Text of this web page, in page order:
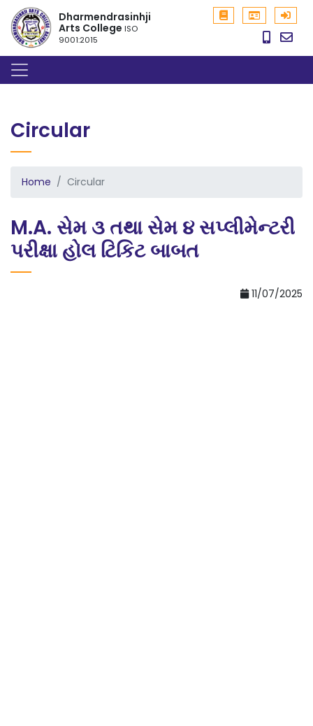
Dharmendrasinhji
Arts CollegeISO
9001:2015
Circular
Home Circular
M.A. સેમ ૩ તથા સેમ ૪ સપ્લીમેન્ટરી
પરીક્ષા હોલ ટિકિટ બાબત
11/07/2025